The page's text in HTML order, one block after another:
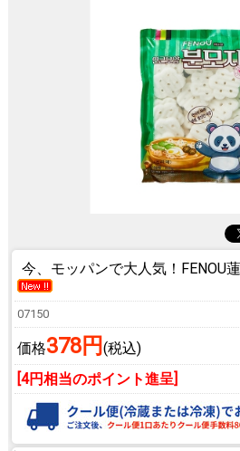
今、モッパンで大人気！ FENOU
07150
価格378円 (税込)
[4円相当のポイント進呈]